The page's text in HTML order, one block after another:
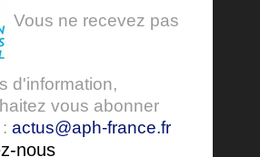
Vous ne recevez pas
d'information,
vous abonner
actus@aph-france.fr
nous